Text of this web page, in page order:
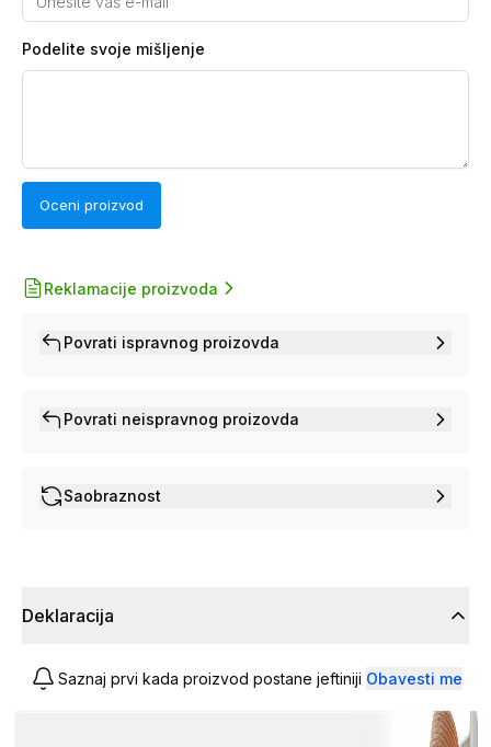
Podelite svoje mišljenje
Oceni proizvod
Reklamacije proizvoda
Povrati ispravnog proizovda
Povrati neispravnog proizovda
Saobraznost
Deklaracija
Saznaj prvi kada proizvod postane jeftiniji Obavesti me